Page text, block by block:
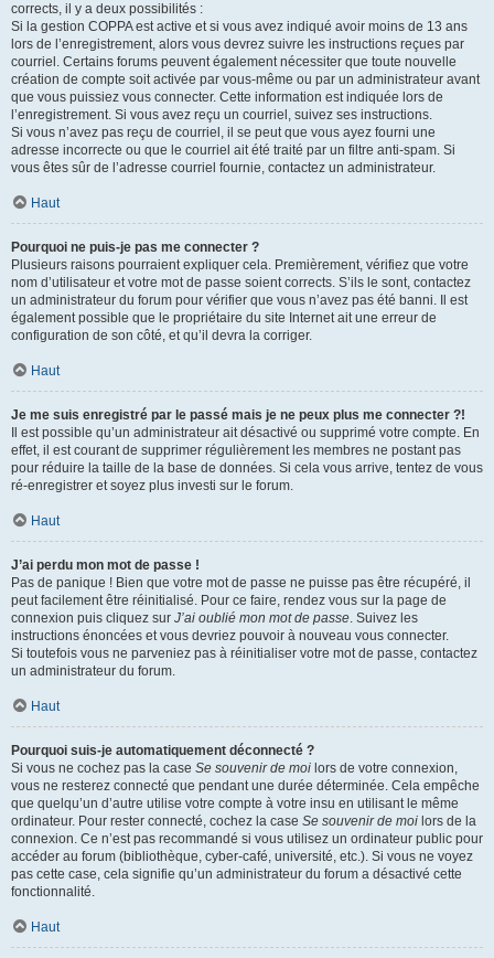
corrects, il y a deux possibilités :
Si la gestion COPPA est active et si vous avez indiqué avoir moins de 13 ans
lors de l’enregistrement, alors vous devrez suivre les instructions reçues par
courriel. Certains forums peuvent également nécessiter que toute nouvelle
création de compte soit activée par vous-même ou par un administrateur avant
que vous puissiez vous connecter. Cette information est indiquée lors de
l’enregistrement. Si vous avez reçu un courriel, suivez ses instructions.
Si vous n’avez pas reçu de courriel, il se peut que vous ayez fourni une
adresse incorrecte ou que le courriel ait été traité par un filtre anti-spam. Si
vous êtes sûr de l’adresse courriel fournie, contactez un administrateur.
Haut
Pourquoi ne puis-je pas me connecter ?
Plusieurs raisons pourraient expliquer cela. Premièrement, vérifiez que votre
nom d’utilisateur et votre mot de passe soient corrects. S’ils le sont, contactez
un administrateur du forum pour vérifier que vous n’avez pas été banni. Il est
également possible que le propriétaire du site Internet ait une erreur de
configuration de son côté, et qu’il devra la corriger.
Haut
Je me suis enregistré par le passé mais je ne peux plus me connecter ?!
Il est possible qu’un administrateur ait désactivé ou supprimé votre compte. En
effet, il est courant de supprimer régulièrement les membres ne postant pas
pour réduire la taille de la base de données. Si cela vous arrive, tentez de vous
ré-enregistrer et soyez plus investi sur le forum.
Haut
J’ai perdu mon mot de passe !
Pas de panique ! Bien que votre mot de passe ne puisse pas être récupéré, il
peut facilement être réinitialisé. Pour ce faire, rendez vous sur la page de
connexion puis cliquez sur J’ai oublié mon mot de passe. Suivez les
instructions énoncées et vous devriez pouvoir à nouveau vous connecter.
Si toutefois vous ne parveniez pas à réinitialiser votre mot de passe, contactez
un administrateur du forum.
Haut
Pourquoi suis-je automatiquement déconnecté ?
Si vous ne cochez pas la case Se souvenir de moi lors de votre connexion,
vous ne resterez connecté que pendant une durée déterminée. Cela empêche
que quelqu’un d’autre utilise votre compte à votre insu en utilisant le même
ordinateur. Pour rester connecté, cochez la case Se souvenir de moi lors de la
connexion. Ce n’est pas recommandé si vous utilisez un ordinateur public pour
accéder au forum (bibliothèque, cyber-café, université, etc.). Si vous ne voyez
pas cette case, cela signifie qu’un administrateur du forum a désactivé cette
fonctionnalité.
Haut